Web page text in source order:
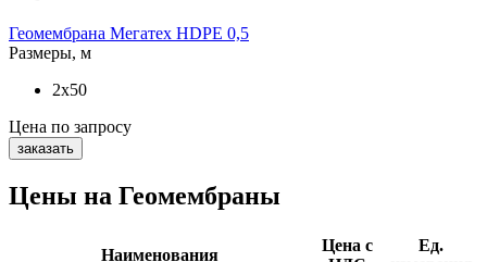
Геомембрана Мегатех HDPE 0,5
Размеры, м
2x50
Цена по запросу
заказать
Цены на Геомембраны
Наименования
Цена с
Ед.